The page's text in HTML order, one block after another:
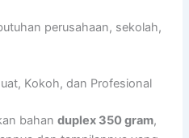
perusahaan, sekolah,
Kokoh, dan Profesional
bahanduplex 350 gram,